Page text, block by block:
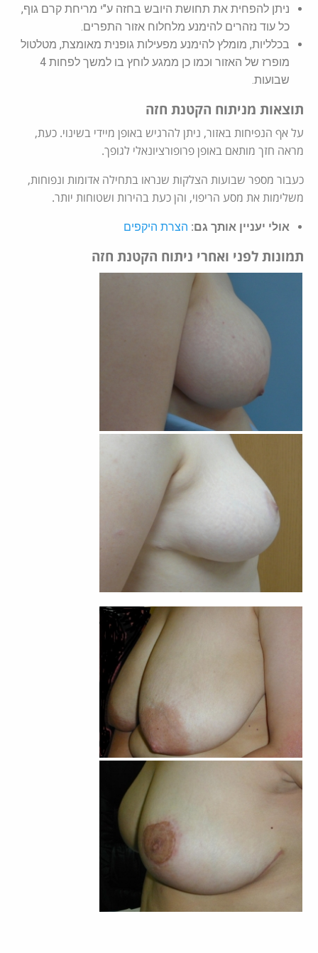
ניתן להפחית את תחושת היובש בחזה ע"י מריחת קרם גוף,
כל עוד נזהרים להימנע מלחלוח אזור התפרים.
בכלליות, מומלץ להימנע מפעילות גופנית מאומצת, מטלטול
מופרז של האזור וכמו כן ממגע לוחץ בו למשך לפחות 4
שבועות.
תוצאות מניתוח הקטנת חזה
על אף הנפיחות באזור, ניתן להרגיש באופן מיידי בשינוי. כעת,
מראה חזך מותאם באופן פרופורציונאלי לגופך.
כעבור מספר שבועות הצלקות שנראו בתחילה אדומות ונפוחות,
משלימות את מסע הריפוי, והן כעת בהירות ושטוחות יותר.
אולי יעניין אותך גם: הצרת היקפים
תמונות לפני ואחרי ניתוח הקטנת חזה